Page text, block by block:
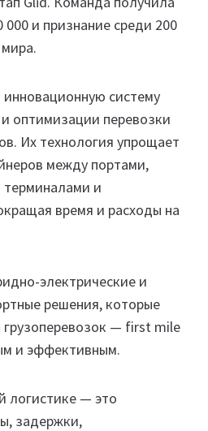
и признание среди 200
систему
оптимизации перевозки
Их технология упрощает
между портами,
и
время и расходы на
электрические и
решения, которые
— first mile
и эффективным.
логистике — это
задержки,